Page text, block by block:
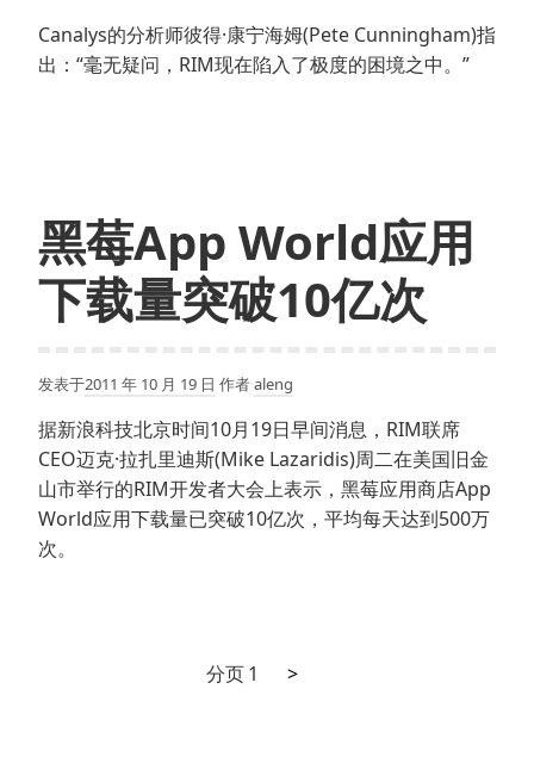
Canalys的分析师彼得·康宁海姆(Pete Cunningham)指
出：“毫无疑问，RIM现在陷入了极度的困境之中。”
黑莓App World应用
下载量突破10亿次
发表于2011 年 10 月 19 日 作者aleng
据新浪科技北京时间10月19日早间消息，RIM联席
CEO迈克·拉扎里迪斯(Mike Lazaridis)周二在美国旧金
山市举行的RIM开发者大会上表示，黑莓应用商店App
World应用下载量已突破10亿次，平均每天达到500万
次。
分页1
下
>